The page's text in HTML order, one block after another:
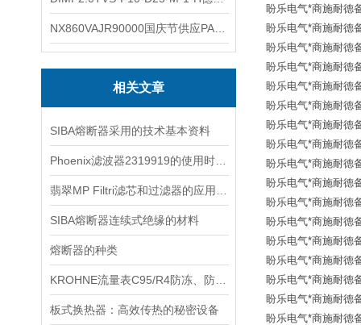
相关文章
SIBA熔断器采用的技术基本资料
SIBA熔断器连续式绝缘的材料
熔断器的种类
板式换热器：高效传热的秘密设备
盼乐电气*商施耐德
盼乐电气*商施耐德
盼乐电气*商施耐德
盼乐电气*商施耐德
盼乐电气*商施耐德
盼乐电气*商施耐德
盼乐电气*商施耐德
盼乐电气*商施耐德
盼乐电气*商施耐德
盼乐电气*商施耐德
盼乐电气*商施耐德
盼乐电气*商施耐德
盼乐电气*商施耐德
盼乐电气*商施耐德
盼乐电气*商施耐德
盼乐电气*商施耐德
盼乐电气*商施耐德